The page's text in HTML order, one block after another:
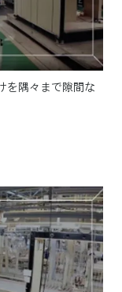
を隅々まで隙間な